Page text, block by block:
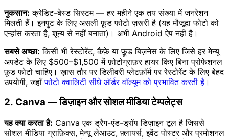
नुकसान: क्रेडिट-बेस्ड सिस्टम — हर महीने एक तय संख्या में जनरेशन
मिलती हैं। इनपुट के लिए असली फ़ूड फोटो ज़रूरी है (यह मौजूदा फोटो को
एन्हांस करता है, शून्य से नहीं बनाता)। अभी Android ऐप नहीं है।
सबसे अच्छा: किसी भी रेस्टोरेंट, कैफ़े या फ़ूड बिज़नेस के लिए जिसे हर मेन्यू
अपडेट के लिए $500–$1,500 में फ़ोटोग्राफ़र हायर किए बिना प्रोफेशनल
फ़ूड फोटो चाहिए। ख़ास तौर पर डिलीवरी प्लेटफ़ॉर्म पर रेस्टोरेंट के लिए बेहद
उपयोगी, जहाँफोटो क्वालिटी सीधे ऑर्डर वॉल्यूम को प्रभावित करती है ।
2. Canva — डिज़ाइन और सोशल मीडिया टेम्पलेट्स
यह क्या करता है: Canva एक ड्रैग-एंड-ड्रॉप डिज़ाइन टूल है जिससे
सोशल मीडिया ग्राफ़िक्स, मेन्यू लेआउट, फ़्लायर्स, इवेंट पोस्टर और प्रमोशनल